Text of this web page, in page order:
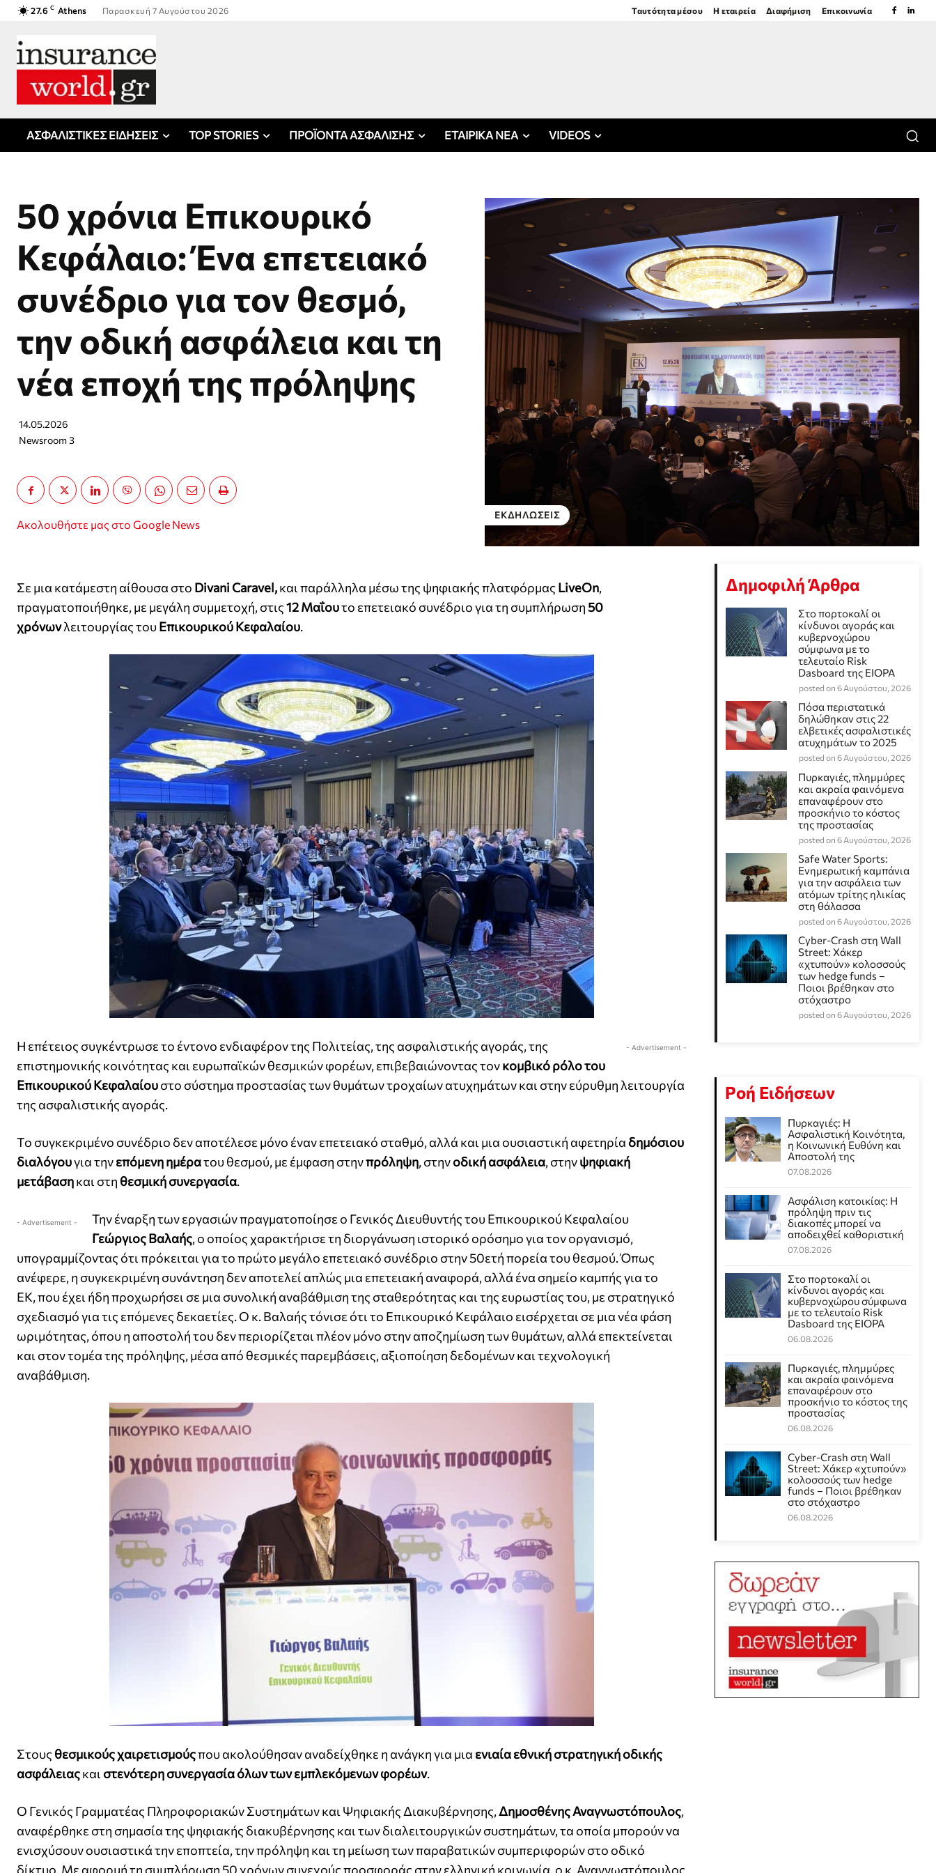
27.6 C Athens Παρασκευή 7 Αυγούστου 2026 Ταυτότητα μέσου Η εταιρεία Διαφήμιση Επικοινωνία
ΑΣΦΑΛΙΣΤΙΚΕΣ ΕΙΔΗΣΕΙΣ TOP STORIES ΠΡΟΪΟΝΤΑ ΑΣΦΑΛΙΣΗΣ ΕΤΑΙΡΙΚΑ ΝΕΑ VIDEOS
50 χρόνια Επικουρικό
Κεφάλαιο: Ένα επετειακό
συνέδριο για τον θεσμό,
την οδική ασφάλεια και τη
νέα εποχή της πρόληψης
14.05.2026
Newsroom 3
Ακολουθήστε μας στο Google News
ΕΚΔΗΛΏΣΕΙΣ
Σε μια κατάμεστη αίθουσα στο Divani Caravel,και παράλληλα μέσω της ψηφιακής πλατφόρμας LiveOn,
πραγματοποιήθηκε, με μεγάλη συμμετοχή, στις12 Μαΐουτο επετειακό συνέδριο για τη συμπλήρωση50
χρόνωνλειτουργίας τουΕπικουρικού Κεφαλαίου.
- Advertisement -
Η επέτειος συγκέντρωσε το έντονο ενδιαφέρον της Πολιτείας, της ασφαλιστικής αγοράς, της
επιστημονικής κοινότητας και ευρωπαϊκών θεσμικών φορέων, επιβεβαιώνοντας τονκομβικό ρόλο του
Επικουρικού Κεφαλαίουστο σύστημα προστασίας των θυμάτων τροχαίων ατυχημάτων και στην εύρυθμη λειτουργία
της ασφαλιστικής αγοράς.
Το συγκεκριμένο συνέδριο δεν αποτέλεσε μόνο έναν επετειακό σταθμό, αλλά και μια ουσιαστική αφετηρία δημόσιου
διαλόγουγια τηνεπόμενη ημέρατου θεσμού, με έμφαση στηνπρόληψη, στηνοδική ασφάλεια, στηνψηφιακή
μετάβασηκαι στη θεσμική συνεργασία.
- Advertisement -
Την έναρξη των εργασιών πραγματοποίησε ο Γενικός Διευθυντής του Επικουρικού Κεφαλαίου
Γεώργιος Βαλαής, ο οποίος χαρακτήρισε τη διοργάνωση ιστορικό ορόσημο για τον οργανισμό,
υπογραμμίζοντας ότι πρόκειται για το πρώτο μεγάλο επετειακό συνέδριο στην 50ετή πορεία του θεσμού. Όπως
ανέφερε, η συγκεκριμένη συνάντηση δεν αποτελεί απλώς μια επετειακή αναφορά, αλλά ένα σημείο καμπής για το
ΕΚ, που έχει ήδη προχωρήσει σε μια συνολική αναβάθμιση της σταθερότητας και της ευρωστίας του, με στρατηγικό
σχεδιασμό για τις επόμενες δεκαετίες. Ο κ. Βαλαής τόνισε ότι το Επικουρικό Κεφάλαιο εισέρχεται σε μια νέα φάση
ωριμότητας, όπου η αποστολή του δεν περιορίζεται πλέον μόνο στην αποζημίωση των θυμάτων, αλλά επεκτείνεται
και στον τομέα της πρόληψης, μέσα από θεσμικές παρεμβάσεις, αξιοποίηση δεδομένων και τεχνολογική
αναβάθμιση.
Στους θεσμικούς χαιρετισμούςπου ακολούθησαν αναδείχθηκε η ανάγκη για μια ενιαία εθνική στρατηγική οδικής
ασφάλειαςκαι στενότερη συνεργασία όλων των εμπλεκόμενων φορέων.
Ο Γενικός Γραμματέας Πληροφοριακών Συστημάτων και Ψηφιακής Διακυβέρνησης, Δημοσθένης Αναγνωστόπουλος,
αναφέρθηκε στη σημασία της ψηφιακής διακυβέρνησης και των διαλειτουργικών συστημάτων, τα οποία μπορούν να
ενισχύσουν ουσιαστικά την εποπτεία, την πρόληψη και τη μείωση των παραβατικών συμπεριφορών στο οδικό
δίκτυο. Με αφορμή τη συμπλήρωση 50 χρόνων συνεχούς προσφοράς στην ελληνική κοινωνία, ο κ. Αναγνωστόπουλος
Δημοφιλή Άρθρα
Στο πορτοκαλί οι
κίνδυνοι αγοράς και
κυβερνοχώρου
σύμφωνα με το
τελευταίο Risk
Dasboard της EIOPA
posted on 6 Αυγούστου, 2026
Πόσα περιστατικά
δηλώθηκαν στις 22
ελβετικές ασφαλιστικές
ατυχημάτων το 2025
posted on 6 Αυγούστου, 2026
Πυρκαγιές, πλημμύρες
και ακραία φαινόμενα
επαναφέρουν στο
προσκήνιο το κόστος
της προστασίας
posted on 6 Αυγούστου, 2026
Safe Water Sports:
Eνημερωτική καμπάνια
για την ασφάλεια των
ατόμων τρίτης ηλικίας
στη θάλασσα
posted on 6 Αυγούστου, 2026
Cyber-Crash στη Wall
Street: Χάκερ
«χτυπούν» κολοσσούς
των hedge funds –
Ποιοι βρέθηκαν στο
στόχαστρο
posted on 6 Αυγούστου, 2026
Ροή Ειδήσεων
Πυρκαγιές: Η
Ασφαλιστική Κοινότητα,
η Κοινωνική Ευθύνη και
Αποστολή της
07.08.2026
Ασφάλιση κατοικίας: Η
πρόληψη πριν τις
διακοπές μπορεί να
αποδειχθεί καθοριστική
07.08.2026
Στο πορτοκαλί οι
κίνδυνοι αγοράς και
κυβερνοχώρου σύμφωνα
με το τελευταίο Risk
Dasboard της EIOPA
06.08.2026
Πυρκαγιές, πλημμύρες
και ακραία φαινόμενα
επαναφέρουν στο
προσκήνιο το κόστος της
προστασίας
06.08.2026
Cyber-Crash στη Wall
Street: Χάκερ «χτυπούν»
κολοσσούς των hedge
funds – Ποιοι βρέθηκαν
στο στόχαστρο
06.08.2026